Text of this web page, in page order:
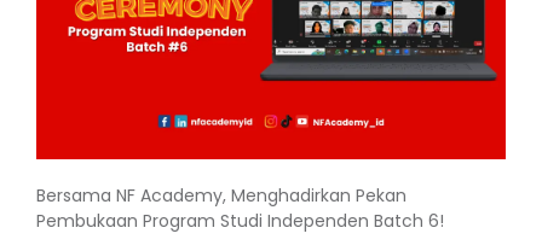
Bersama NF Academy, Menghadirkan Pekan
Pembukaan Program Studi Independen Batch 6!